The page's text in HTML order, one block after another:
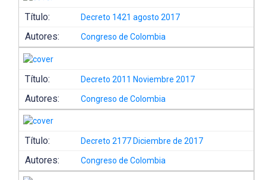
Título: Decreto 1421 agosto 2017
Autores: Congreso de Colombia
Título: Decreto 2011 Noviembre 2017
Autores: Congreso de Colombia
Título: Decreto 2177 Diciembre de 2017
Autores: Congreso de Colombia